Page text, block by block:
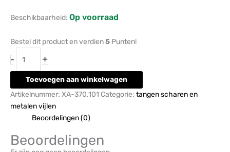
Beschikbaarheid: Op voorraad
Bestel dit product en verdien5 Punten!
- +
Toevoegen aan winkelwagen
Artikelnummer: XA-370.101 Categorie: tangen scharen en
metalen vijlen
Beoordelingen (0)
Beoordelingen